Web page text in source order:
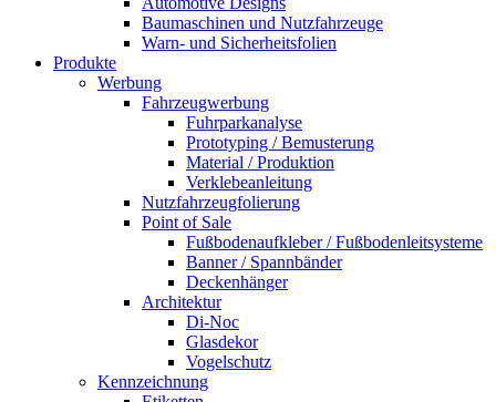
Baumaschinen und Nutzfahrzeuge
Warn- und Sicherheitsfolien
Produkte
Werbung
Fahrzeugwerbung
Fuhrparkanalyse
Prototyping / Bemusterung
Material / Produktion
Verklebeanleitung
Nutzfahrzeugfolierung
Point of Sale
Fußbodenaufkleber / Fußbodenleitsysteme
Banner / Spannbänder
Deckenhänger
Architektur
Di-Noc
Glasdekor
Vogelschutz
Kennzeichnung